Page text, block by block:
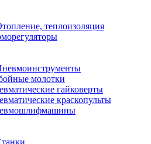
теплоизоляция
молотки
гайковерты
краскопульты